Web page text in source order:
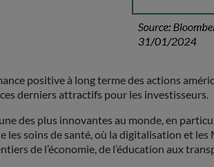
positive à long terme des actions
derniers attractifs pour les investisseurs.
des plus innovantes au monde, en
soins de santé, où la digitalisation et
de l’économie, de l’éducation aux